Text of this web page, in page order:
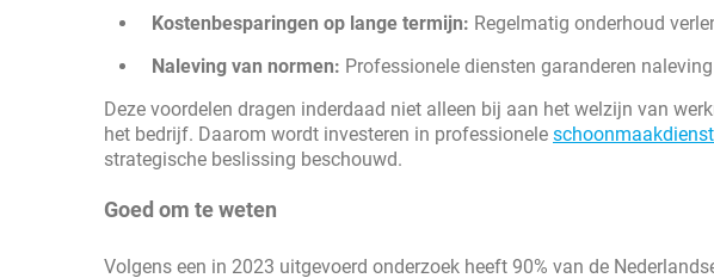
Kostenbesparingen op lange termijn: Regelmatig onderhoud
Naleving van normen: Professionele diensten garanderen
Deze voordelen dragen inderdaad niet alleen bij aan het welzijn van
het bedrijf. Daarom wordt investeren in professionele
strategische beslissing beschouwd.
Goed om te weten
Volgens een in 2023 uitgevoerd onderzoek heeft 90% van de